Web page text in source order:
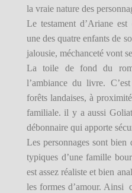
la vraie nature des
Le testament d’Ariane
une des quatre enfants de
jalousie, méchanceté vont
La toile de fond du
l’ambiance du livre.
forêts landaises, à
familiale. il y a aussi
débonnaire qui apporte
Les personnages sont
typiques d’une famille
est assez réaliste et bien
les formes d’amour. Ainsi